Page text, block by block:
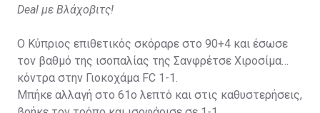
Deal με Βλάχοβιτς!
Ο Κύπριος επιθετικός σκόραρε στο 90+4 και έσωσε
τον βαθμό της ισοπαλίας της Σανφρέτσε Χιροσίμα
κόντρα στην Γιοκοχάμα FC 1-1.
Μπήκε αλλαγή στο 61ο λεπτό και στις καθυστερήσεις,